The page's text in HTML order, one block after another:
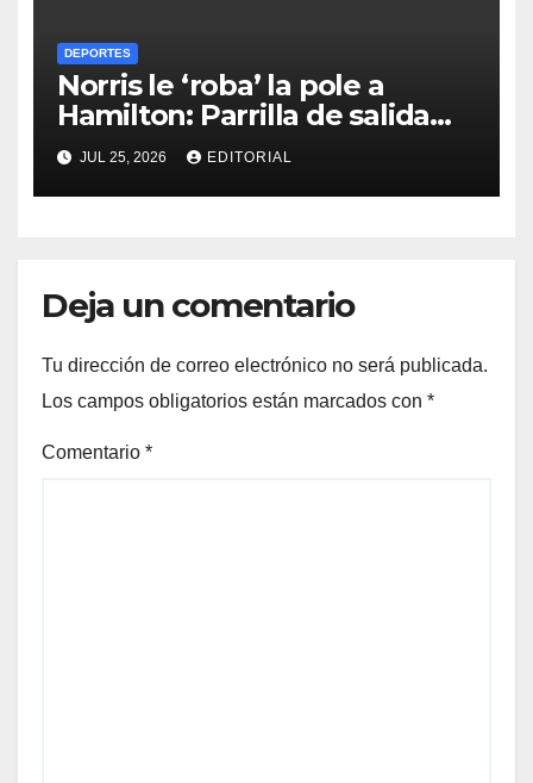
DEPORTES
Norris le ‘roba’ la pole a
Hamilton: Parrilla de salida
del Gran Premio de Hungría
2026
JUL 25, 2026 EDITORIAL
Deja un comentario
Tu dirección de correo electrónico no será publicada.
Los campos obligatorios están marcados con *
Comentario *